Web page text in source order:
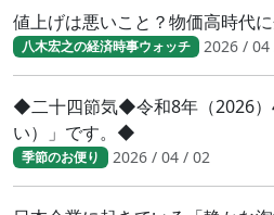
値上げは悪いこと？物価高時代
八木宏之の経済時事ウォッチ 2026 / 04
◆二十四節気◆令和8年（2026）
い）」です。◆
季節のお便り 2026 / 04 / 02